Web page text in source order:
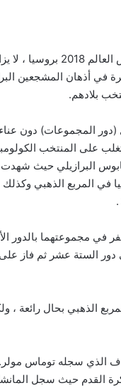
في أذهان المشجعين
بلادهم.
(دور المجموعات) دون
على المنتخب
البرازيلي حيث
في المربع الذهبي وكذلك
الآخر ، سحق المنتخب الألماني نظيره البرتغالي 4 / صفر
الذهبي بحال رائعة ،
القدم حيث سجل